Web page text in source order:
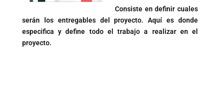
Consiste en definir cuales
serán los entregables del proyecto. Aquí es donde
especifica y define todo el trabajo a realizar en el
proyecto.